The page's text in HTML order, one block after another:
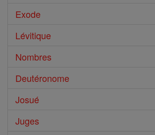
Exode
Lévitique
Nombres
Deutéronome
Josué
Juges